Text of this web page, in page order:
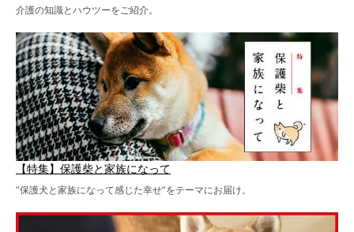
介護の知識とハウツーをご紹介。
【特集】保護柴と家族になって
“保護犬と家族になって感じた幸せ”をテーマにお届け。